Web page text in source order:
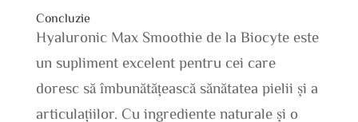
Concluzie
Hyaluronic Max Smoothie de la Biocyte este
un supliment excelent pentru cei care
doresc să îmbunătățească sănătatea pielii și a
articulațiilor. Cu ingrediente naturale și o